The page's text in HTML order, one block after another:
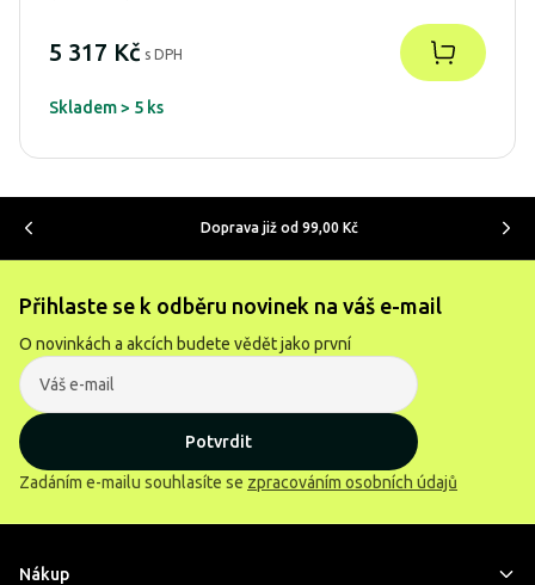
5 317 Kč s DPH
Skladem > 5 ks
Doprava již od 99,00 Kč
Přihlaste se k odběru novinek na váš e-mail
O novinkách a akcích budete vědět jako první
Potvrdit
Zadáním e-mailu souhlasíte se zpracováním osobních údajů
Nákup